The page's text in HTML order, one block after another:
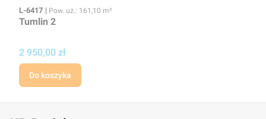
Kod
L-6417 Powierzchnia użytkowa
Pow. uż.: 161,10 m²
Tumlin 2
Cena
2 950,00 zł
Do koszyka